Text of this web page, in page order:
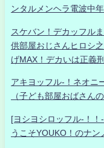
ンタルメンヘラ電波中
スケバン！デカッフル
供部屋おじさんヒロシ
げMAX！デカいは正義
アキヨッフル-！ネオニ
（子ども部屋おばさん
[ヨシヨシロッフル-！！
うこそYOUKO！のナ